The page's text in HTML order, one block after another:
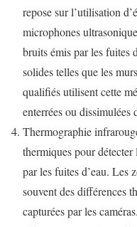
repose sur l’utilisation
microphones
bruits émis par les fuites
solides telles que les
qualifiés utilisent cette
enterrées ou dissimulées
Thermographie
thermiques pour détecter
par les fuites d’eau. Les
souvent des différences
capturées par les